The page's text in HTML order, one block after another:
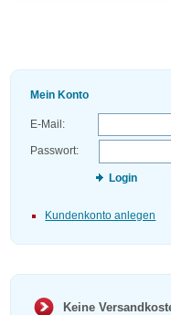
Mein Konto
E-Mail:
Passwort:
Login
Kundenkonto anlegen
Keine